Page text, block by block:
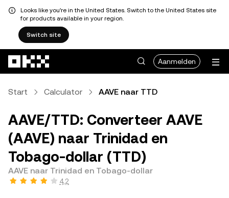
Looks like you're in the United States. Switch to the United States site
for products available in your region.
Switch site
Aanmelden
Start Calculator AAVE naar TTD
AAVE/TTD: Converteer AAVE
(AAVE) naar Trinidad en
Tobago-dollar (TTD)
AAVE naar Trinidad en Tobago-dollar
4,2